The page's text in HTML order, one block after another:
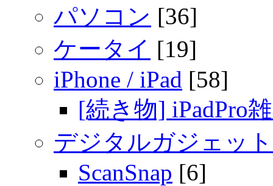
パソコン [36]
ケータイ [19]
iPhone / iPad [58]
[続き物] iPadPro
デジタルガジェット
ScanSnap [6]